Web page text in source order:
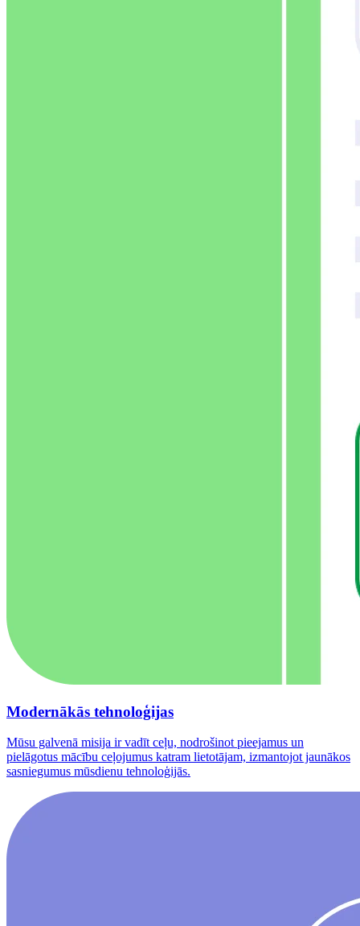
Modernākās tehnoloģijas
Mūsu galvenā misija ir vadīt ceļu, nodrošinot pieejamus un
pielāgotus mācību ceļojumus katram lietotājam, izmantojot jaunākos
sasniegumus mūsdienu tehnoloģijās.